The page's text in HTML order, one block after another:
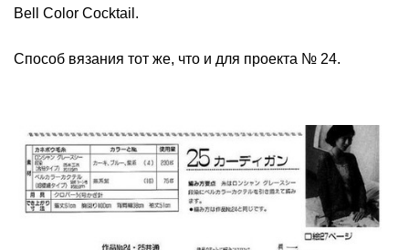
Bell Color Cocktail.
Способ вязания тот же, что и для проекта № 24.